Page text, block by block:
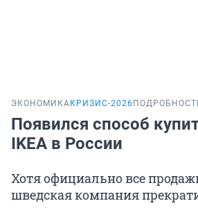
ЭКОНОМИКА КРИЗИС-2026
Появился способ
IKEA в России
Хотя официально все
шведская компания